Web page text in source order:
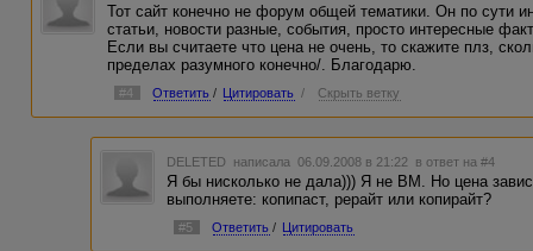
Тот сайт конечно не форум общей тематики. Он по сути
статьи, новости разные, события, просто интересные
Если вы считаете что цена не очень, то скажите плз,
пределах разумного конечно/. Благодарю.
#4 Ответить / Цитировать / Скрыть ветку
DELETED написала 06.09.2008 в 21:22 в ответ на #4
Я бы нисколько не дала))) Я не ВМ. Но цена
выполняете: копипаст, рерайт или копирайт?
#5 Ответить / Цитировать